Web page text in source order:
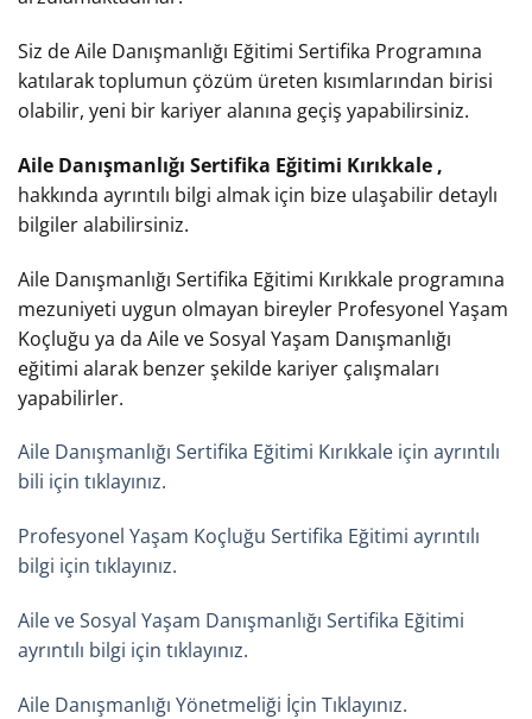
Siz de Aile Danışmanlığı Eğitimi Sertifika Programına
katılarak toplumun çözüm üreten kısımlarından birisi
olabilir, yeni bir kariyer alanına geçiş yapabilirsiniz.
Aile Danışmanlığı Sertifika Eğitimi Kırıkkale ,
hakkında ayrıntılı bilgi almak için bize ulaşabilir detaylı
bilgiler alabilirsiniz.
Aile Danışmanlığı Sertifika Eğitimi Kırıkkale programına
mezuniyeti uygun olmayan bireyler Profesyonel Yaşam
Koçluğu ya da Aile ve Sosyal Yaşam Danışmanlığı
eğitimi alarak benzer şekilde kariyer çalışmaları
yapabilirler.
Aile Danışmanlığı Sertifika Eğitimi Kırıkkale için ayrıntılı
bili için tıklayınız.
Profesyonel Yaşam Koçluğu Sertifika Eğitimi ayrıntılı
bilgi için tıklayınız.
Aile ve Sosyal Yaşam Danışmanlığı Sertifika Eğitimi
ayrıntılı bilgi için tıklayınız.
Aile Danışmanlığı Yönetmeliği İçin Tıklayınız.